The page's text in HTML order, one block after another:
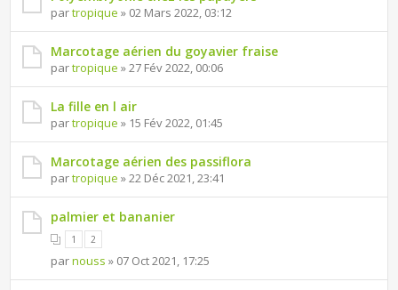
partropique » 02 Mars 2022, 03:12
Marcotage aérien du goyavier fraise
partropique » 27 Fév 2022, 00:06
La fille en l air
partropique » 15 Fév 2022, 01:45
Marcotage aérien des passiflora
partropique » 22 Déc 2021, 23:41
palmier et bananier
1 2
parnouss » 07 Oct 2021, 17:25